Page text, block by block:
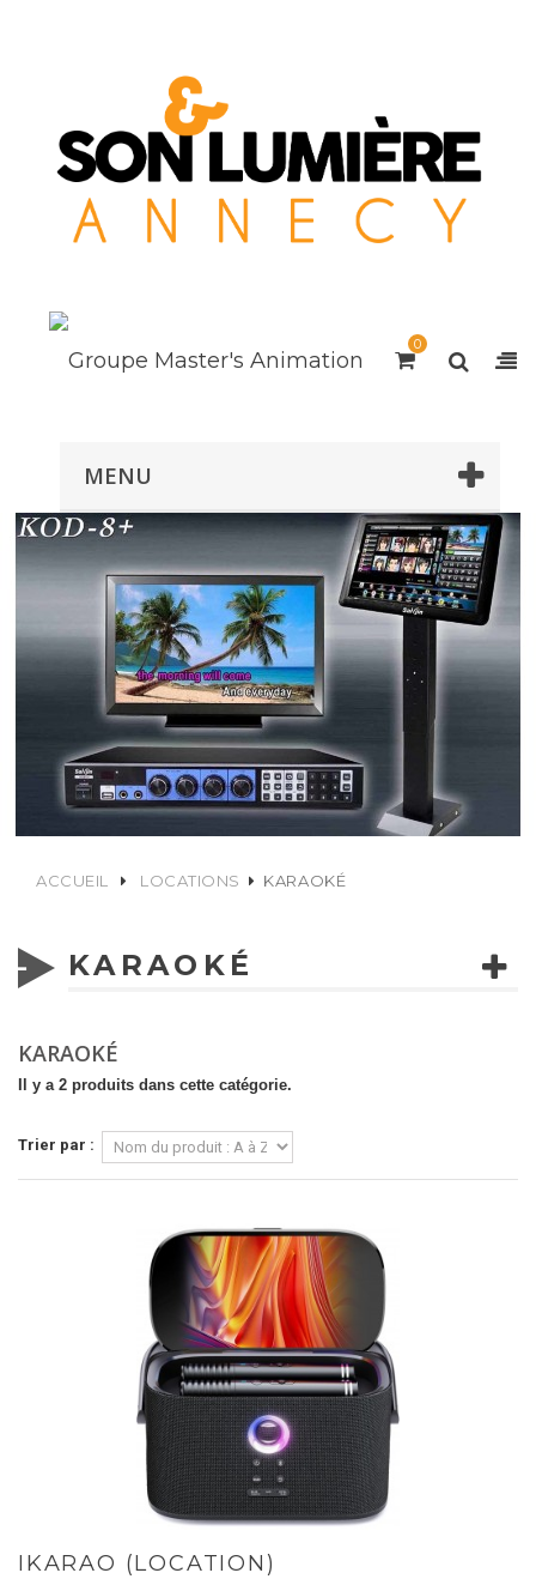
0
MENU
ACCUEIL LOCATIONS KARAOKÉ
KARAOKÉ
KARAOKÉ
Il y a 2 produits dans cette catégorie.
Trier par :
IKARAO (LOCATION)